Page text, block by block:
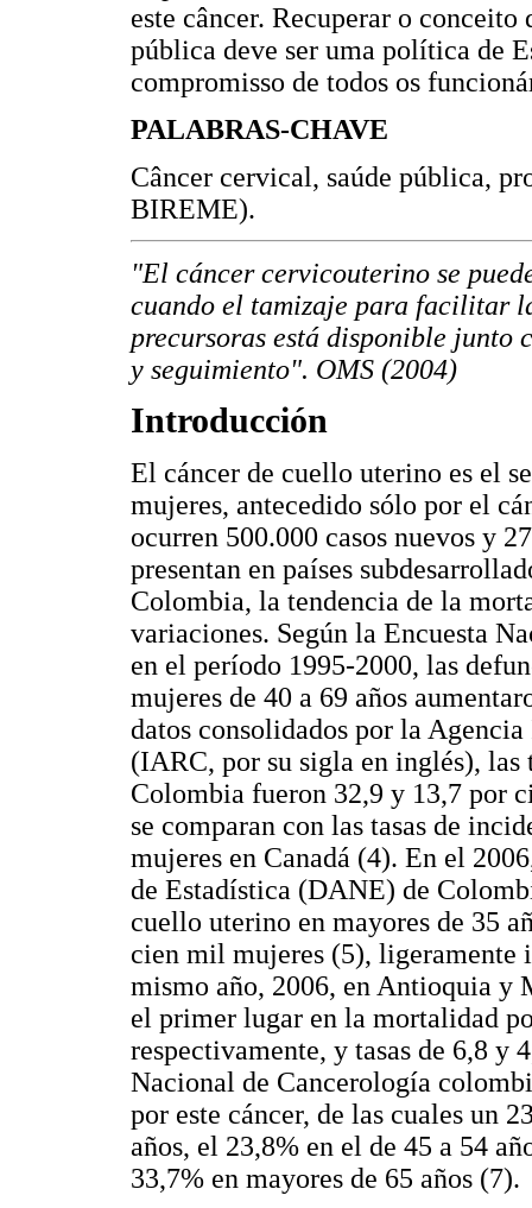
este câncer. Recuperar o
pública deve ser uma política de
compromisso de todos os
PALABRAS-CHAVE
Câncer cervical, saúde pública,
BIREME).
"El cáncer cervicouterino se
cuando el tamizaje para facilitar
precursoras está disponible
y seguimiento". OMS (2004)
Introducción
El cáncer de cuello uterino es el
mujeres, antecedido sólo por el
ocurren 500.000 casos nuevos y
presentan en países
Colombia, la tendencia de la
variaciones. Según la Encuesta
en el período 1995-2000, las
mujeres de 40 a 69 años
datos consolidados por la
(IARC, por su sigla en inglés),
Colombia fueron 32,9 y 13,7 por
se comparan con las tasas de
mujeres en Canadá (4). En el
de Estadística (DANE) de
cuello uterino en mayores de 35
cien mil mujeres (5), ligeramente
mismo año, 2006, en Antioquia y
el primer lugar en la mortalidad
respectivamente, y tasas de 6,8
Nacional de Cancerología
por este cáncer, de las cuales un
años, el 23,8% en el de 45 a 54
33,7% en mayores de 65 años (7).